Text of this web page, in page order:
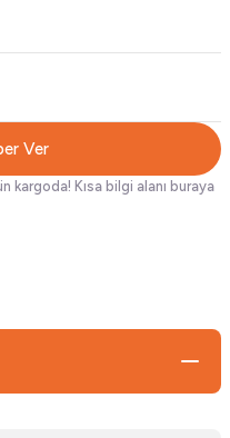
Ver
kargoda! Kısa bilgi alanı buraya